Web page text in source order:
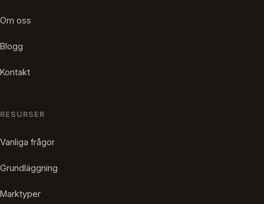
Om oss
Blogg
Kontakt
RESURSER
Vanliga frågor
Grundläggning
Marktyper